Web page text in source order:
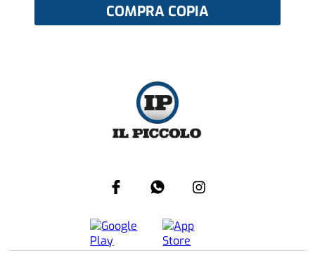
COMPRA COPIA